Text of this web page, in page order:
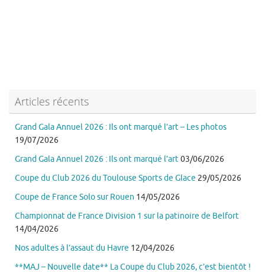
Articles récents
Grand Gala Annuel 2026 : Ils ont marqué l’art – Les photos
19/07/2026
Grand Gala Annuel 2026 : Ils ont marqué l’art03/06/2026
Coupe du Club 2026 du Toulouse Sports de Glace 29/05/2026
Coupe de France Solo sur Rouen 14/05/2026
Championnat de France Division 1 sur la patinoire de Belfort
14/04/2026
Nos adultes à l’assaut du Havre 12/04/2026
**MAJ – Nouvelle date** La Coupe du Club 2026, c’est bientôt !